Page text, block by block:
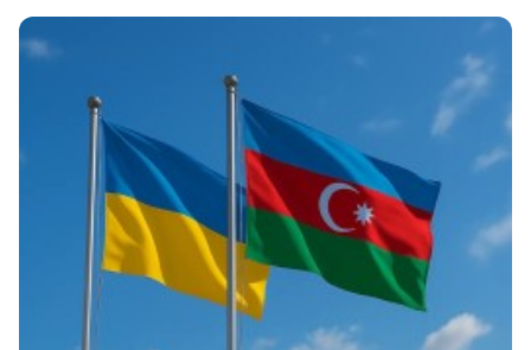
„სარფისა“ და „წითელი ხიდის“ სასაზღვრო-გამშვებ
პუნქტებზე, ასევე თბილისის გაფორმების ეკონომიკურ
ზონაში (გეზ).გადამზიდავების განცხადებით, მებაჟეები
შეჩერების კონკრეტულ მიზეზებს, ეხება ეს ტვირთს, წონას
თუ დოკუმენტაციას - არ განუმარტავენ.დაზარალებული
მძღოლები აცხადებენ, რომ პროცესი საგრძნობლად
გაჭიანურდა და ზოგ შემთხვევაში შეყოვნება თვეზე მეტს
შეადგენს: თეიმურ სულთანოვი: აცხადებს, რომ „სარფის“
გამშვებ პუნქტზე 15 დღეა იმყოფება. მას ჩამოართვეს
პასპორტი, მართვის მოწმობა და მანქანის საბუთები,
პასუხად კი მხოლოდ „დაელოდეთ“-ს ეუბნებიან. ელდენიზ
მამედლიევი: საქართველოში უკვე 45 დღეა ყოვნდება. მას
ქუთაისში წარმოებული და მეტალურგიისთვის
განკუთვნილი ქიმიური ნივთიერება გადაჰქონდა
აზერბაიჯანში. მისი თქმით, ავტომობილი საბაჟოზე